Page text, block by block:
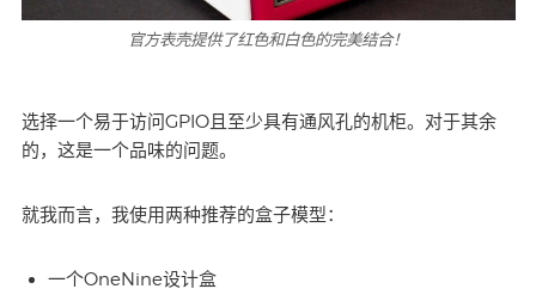
官方表壳提供了红色和白色的完美结合！
选择一个易于访问GPIO且至少具有通风孔的机柜。对于其余
的，这是一个品味的问题。
就我而言，我使用两种推荐的盒子模型：
一个OneNine设计盒